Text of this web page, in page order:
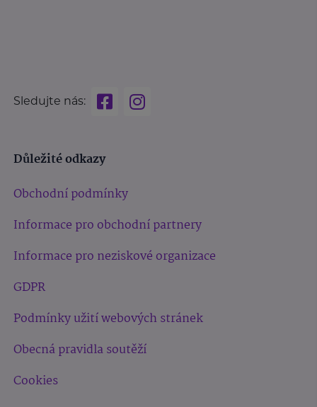
Sledujte nás:
Důležité odkazy
Obchodní podmínky
Informace pro obchodní partnery
Informace pro neziskové organizace
GDPR
Podmínky užití webových stránek
Obecná pravidla soutěží
Cookies